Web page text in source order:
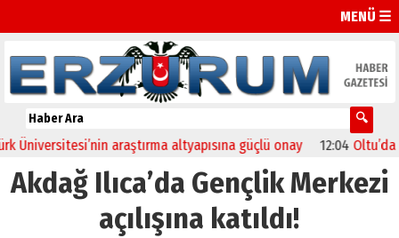
MENÜ ☰
araştırma altyapısına güçlü onay 12:04 Oltu’da
Akdağ Ilıca’da Gençlik Merkezi
açılışına katıldı!